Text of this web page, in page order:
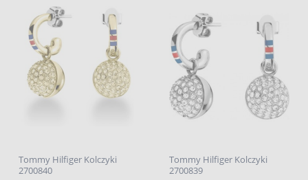
Tommy Hilfiger Kolczyki
2700840
Tommy Hilfiger Kolczyki
2700839